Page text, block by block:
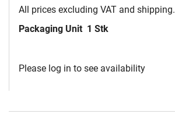
All prices excluding VAT and shipping.
Packaging Unit 1 Stk
Please log in to see availability